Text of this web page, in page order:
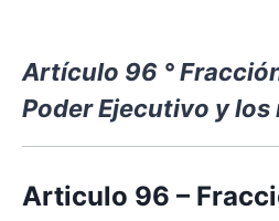
Artículo 96 °
Poder Ejecutivo y
Articulo 96 –